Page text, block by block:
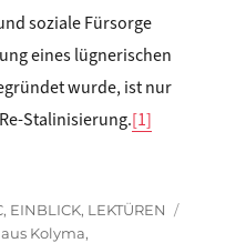
soziale Fürsorge
eines lügnerischen
wurde, ist nur
Stalinisierung.[1]
SCHALAMOW AN DEN
, EINBLICK, LEKTÜREN
Kolyma,